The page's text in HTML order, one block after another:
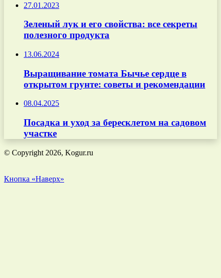
27.01.2023
Зеленый лук и его свойства: все секреты
полезного продукта
13.06.2024
Выращивание томата Бычье сердце в
открытом грунте: советы и рекомендации
08.04.2025
Посадка и уход за бересклетом на садовом
участке
© Copyright 2026, Kogur.ru
Кнопка «Наверх»